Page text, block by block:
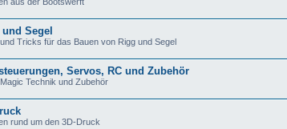
Segel
Tricks für das Bauen von Rigg und Segel
Servos, RC und Zubehör
Technik und Zubehör
rund um den 3D-Druck